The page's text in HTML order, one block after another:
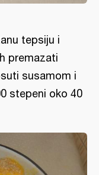
tepsiju i
premazati
susamom i
stepeni oko 40